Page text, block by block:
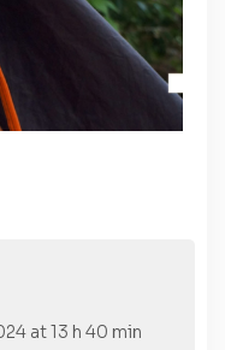
at 13 h 40 min